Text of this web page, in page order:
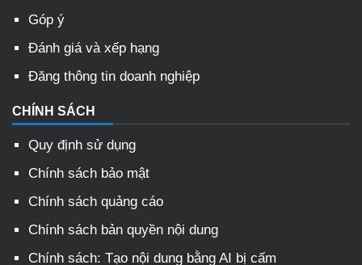
Góp ý
Đánh giá và xếp hạng
Đăng thông tin doanh nghiệp
CHÍNH SÁCH
Quy định sử dụng
Chính sách bảo mật
Chính sách quảng cáo
Chính sách bản quyền nội dung
Chính sách: Tạo nội dung bằng AI bị cấm